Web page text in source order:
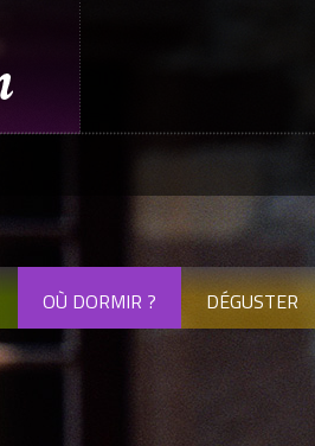
OÙ DORMIR ? DÉGUSTER